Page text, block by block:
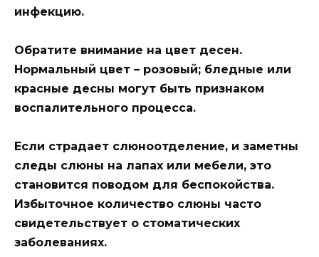
инфекцию.
Обратите внимание на цвет десен.
Нормальный цвет – розовый; бледные или
красные десны могут быть признаком
воспалительного процесса.
Если страдает слюноотделение, и заметны
следы слюны на лапах или мебели, это
становится поводом для беспокойства.
Избыточное количество слюны часто
свидетельствует о стоматических
заболеваниях.